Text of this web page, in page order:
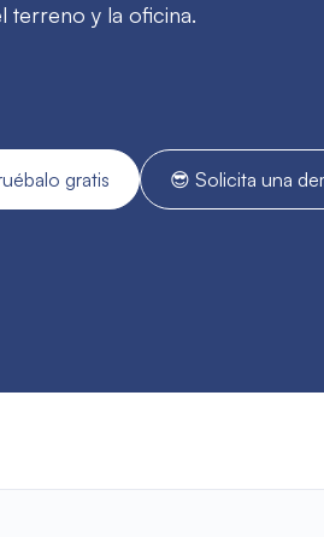
terreno y la oficina.
gratis 😎 Solicita una